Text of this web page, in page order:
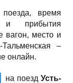
время
прибытия
вагон, место и
–
онлайн.
на поездУсть-